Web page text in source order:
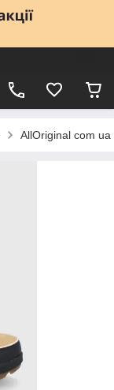
AllOriginal com